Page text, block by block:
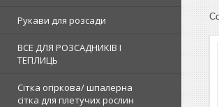
Рукави для розсади
ВСЕ ДЛЯ РОЗСАДНИКІВ І
ТЕПЛИЦЬ
Сітка огіркова/ шпалерна
сітка для плетучих рослин